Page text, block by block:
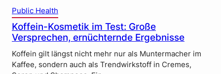
Public Health
Koffein-Kosmetik im Test: Große
Versprechen, ernüchternde Ergebnisse
Koffein gilt längst nicht mehr nur als Muntermacher im
Kaffee, sondern auch als Trendwirkstoff in Cremes,